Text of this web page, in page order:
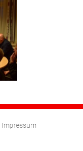
Impressum